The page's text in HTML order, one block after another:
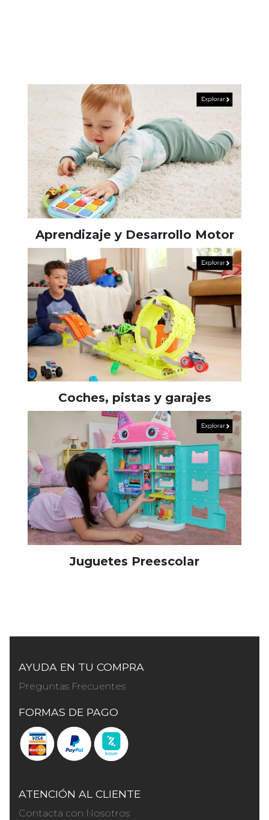
Aprendizaje y Desarrollo Motor
Coches, pistas y garajes
Juguetes Preescolar
AYUDA EN TU COMPRA
Preguntas Frecuentes
FORMAS DE PAGO
ATENCIÓN AL CLIENTE
Contacta con Nosotros